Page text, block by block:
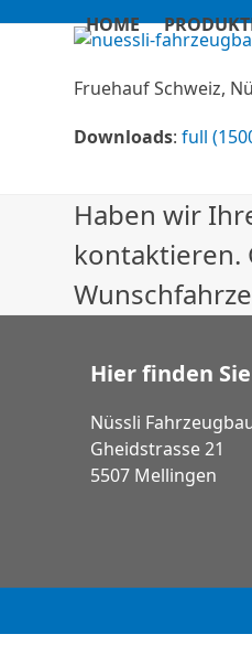
HOME
Fruehauf Schweiz,
Downloads:full
Haben wir
kontaktieren.
Hier finden
Nüssli
Gheidstrasse 21
5507 Mellingen